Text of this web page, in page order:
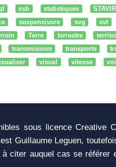
ssh statistiques
suspensivore svg svt
Terre terrestre
transmission transports
visuel vitesse
sous licence Creative
Guillaume Leguen,
citer auquel cas se référer